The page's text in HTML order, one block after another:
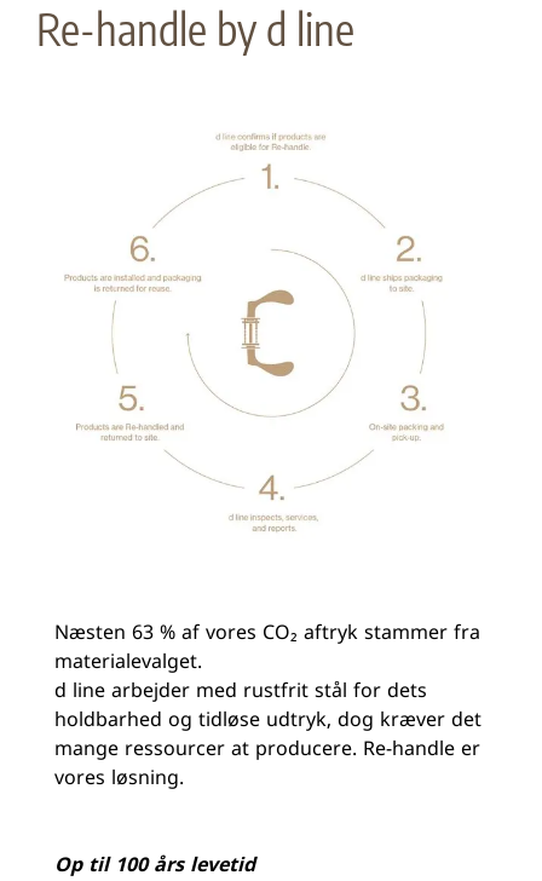
Re-handle by d line
Næsten 63 % af vores CO₂ aftryk stammer fra
materialevalget.
d line arbejder med rustfrit stål for dets
holdbarhed og tidløse udtryk, dog kræver det
mange ressourcer at producere. Re-handle er
vores løsning.
Op til 100 års levetid